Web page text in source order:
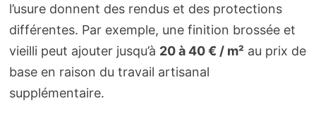
l’usure donnent des rendus et des protections
différentes. Par exemple, une finition brossée et
vieilli peut ajouter jusqu’à 20 à 40 € / m² au prix de
base en raison du travail artisanal
supplémentaire.